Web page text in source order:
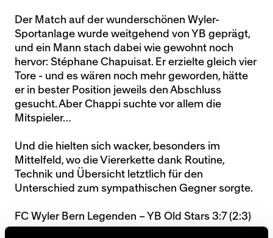
Der Match auf der wunderschönen Wyler-
Sportanlage wurde weitgehend von YB geprägt,
und ein Mann stach dabei wie gewohnt noch
hervor: Stéphane Chapuisat. Er erzielte gleich vier
Tore - und es wären noch mehr geworden, hätte
er in bester Position jeweils den Abschluss
gesucht. Aber Chappi suchte vor allem die
Mitspieler…
Und die hielten sich wacker, besonders im
Mittelfeld, wo die Viererkette dank Routine,
Technik und Übersicht letztlich für den
Unterschied zum sympathischen Gegner sorgte.
FC Wyler Bern Legenden – YB Old Stars 3:7 (2:3)